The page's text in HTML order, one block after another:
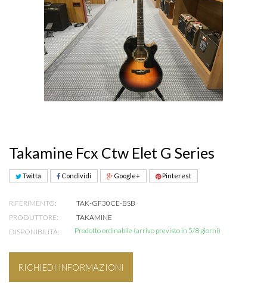
Takamine Fcx Ctw Elet G Series
Twitta Condividi Google+ Pinterest
RIFERIMENTO:
TAK-GF30CE-BSB
PRODUTTORE:
TAKAMINE
DISPONIBILITÀ:
Prodotto ordinabile (arrivo previsto in 5/8 giorni)
RICHIEDI INFORMAZIONI